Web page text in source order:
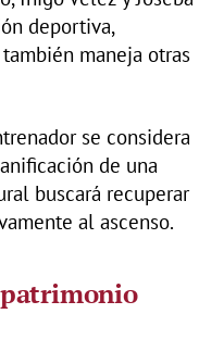
deportiva,
maneja otras
se considera
de una
buscará recuperar
al ascenso.